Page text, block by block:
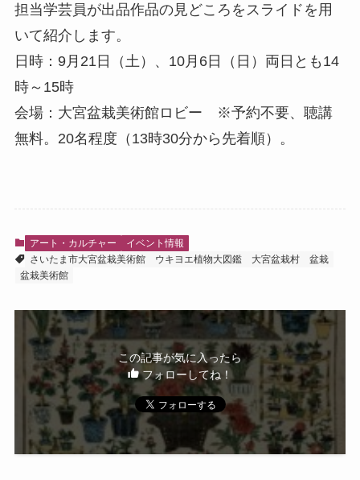
担当学芸員が出品作品の見どころをスライドを用
いて紹介します。
日時：9月21日（土）、10月6日（日）両日とも14
時～15時
会場：大宮盆栽美術館ロビー ※予約不要、聴講
無料。20名程度（13時30分から先着順）。
アート・カルチャー
イベント情報
さいたま市大宮盆栽美術館
ウキヨエ植物大図鑑 大宮盆栽村
盆栽
盆栽美術館
この記事が気に入ったら
フォローしてね！